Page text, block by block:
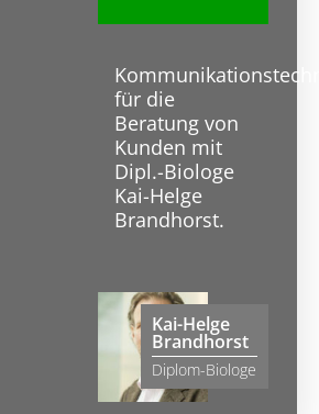
für die
Beratung von
Kunden mit
Dipl.-Biologe
Kai-Helge
Brandhorst.
Kai-Helge
Brandhorst
Diplom-Biologe